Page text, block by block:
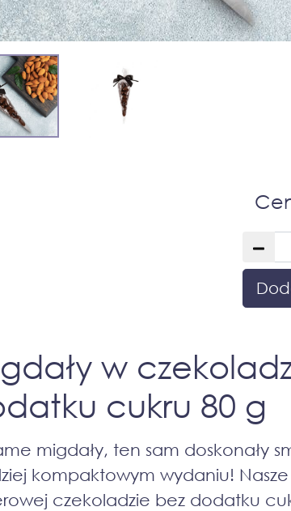
w
cukru 80 g
migdały, ten sam doskonały
kompaktowym wydaniu!
czekoladzie bez dodatku